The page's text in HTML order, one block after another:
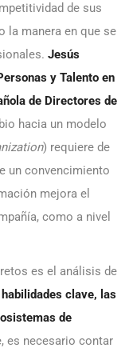
de sus
la manera en que se
Jesús
y Talento en
de Directores de
hacia un modelo
) requiere de
un convencimiento
mejora el
como a nivel
es el análisis de
clave, las
de
es necesario contar